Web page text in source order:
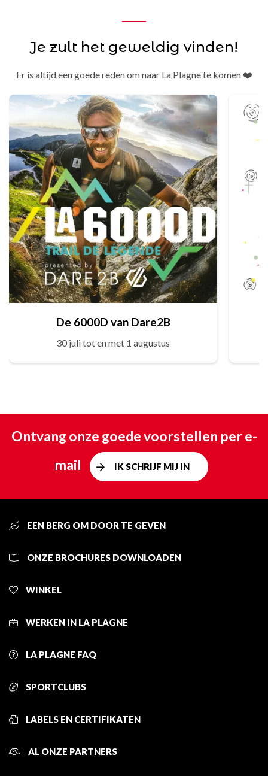
Je zult het geweldig vinden!
Er is altijd een goede reden om naar La Plagne te komen ❤️
De 6000D van Dare2B
30 juli tot en met 1 augustus
Ontvang onze goede voorstellen per e-
mail
IK SCHRIJF MIJ IN
EEN BERG OM DOOR TE GEVEN
ONZE BROCHURES DOWNLOADEN
WINKEL
WERKEN IN LA PLAGNE
LA PLAGNE FAQ
SPORTCLUBS
LABELS EN CERTIFIKATEN
AL ONZE PARTNERS